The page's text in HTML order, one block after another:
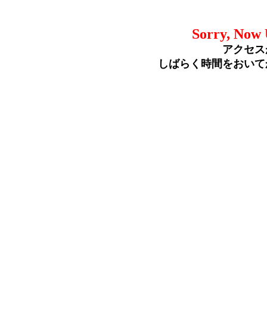
Sorry, Now
アクセ
しばらく時間をおい